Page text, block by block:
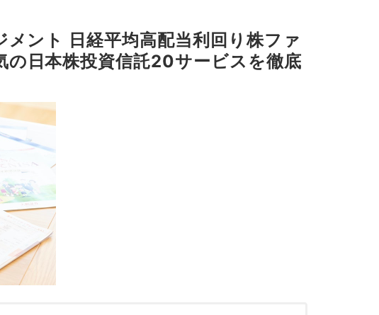
ント 日経平均高配当利回り株ファ
の日本株投資信託20サービスを徹底